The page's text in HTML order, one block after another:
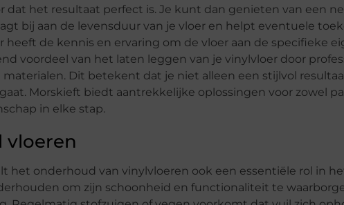
dat het resultaat perfect is. Je kunt dan genieten van een
bij aan de levensduur van je vloer en helpt eventuele
de kennis en ervaring om de vloer aan de specifieke
voordeel van het laten leggen van je vinylvloer door
Dit betekent dat je niet alleen een stijlvol
Morskieft biedt aantrekkelijke oplossingen voor zowel
in elke stap.
vloeren
het onderhoud van vinylvloeren ook een essentiële rol in
om zijn schoonheid en functionaliteit te